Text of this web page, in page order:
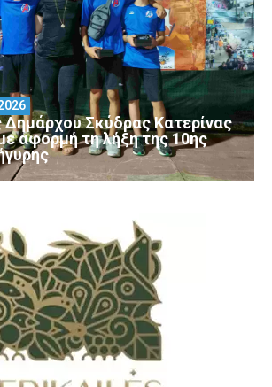
Σκύδρας Κατερίνας
αφορμή τη λήξη της 10ης